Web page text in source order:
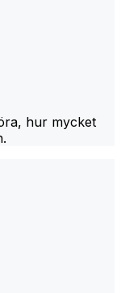
hur mycket